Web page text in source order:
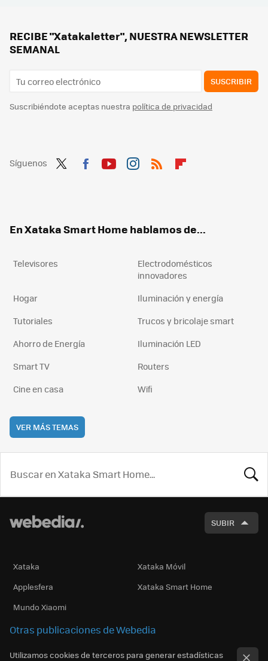
RECIBE "Xatakaletter", NUESTRA NEWSLETTER
SEMANAL
SUSCRIBIR
Suscribiéndote aceptas nuestra política de privacidad
Síguenos
En Xataka Smart Home hablamos de...
Televisores
Electrodomésticos
innovadores
Hogar
Iluminación y energía
Tutoriales
Trucos y bricolaje smart
Ahorro de Energía
Iluminación LED
Smart TV
Routers
Cine en casa
Wifi
VER MÁS TEMAS
SUBIR
Xataka
Xataka Móvil
Applesfera
Xataka Smart Home
Mundo Xiaomi
Otras publicaciones de Webedia
Utilizamos cookies de terceros para generar estadísticas